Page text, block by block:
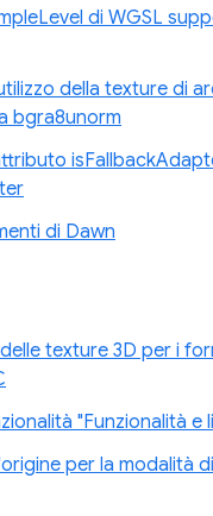
di WGSL
della texture di
bgra8unorm
di Dawn
texture 3D per i
"Funzionalità e
per la modalità